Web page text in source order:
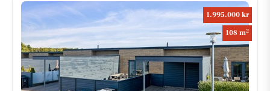
1.995.000 kr
108 m2